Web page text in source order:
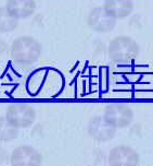
の御